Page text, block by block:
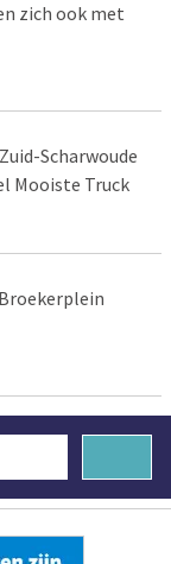
zich ook met
Scharwoude
Mooiste Truck